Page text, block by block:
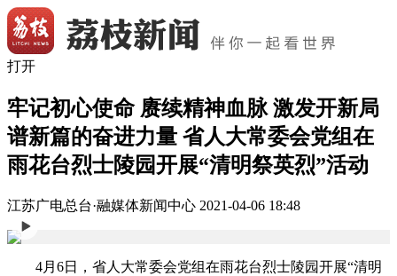
打开
牢记初心使命 赓续精神血脉 激发开新局
谱新篇的奋进力量 省人大常委会党组在
雨花台烈士陵园开展“清明祭英烈”活动
江苏广电总台·融媒体新闻中心 2021-04-06 18:48
4月6日，省人大常委会党组在雨花台烈士陵园开展“清明